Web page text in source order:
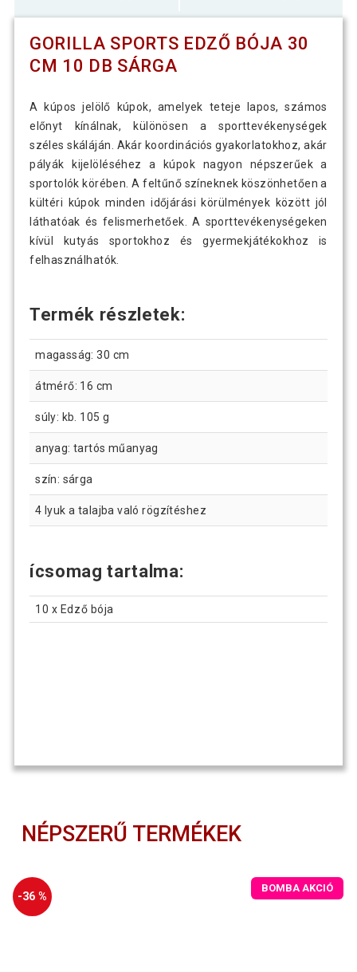
GORILLA SPORTS EDZŐ BÓJA 30
CM 10 DB SÁRGA
A kúpos jelölő kúpok, amelyek teteje lapos, számos
előnyt kínálnak, különösen a sporttevékenységek
széles skáláján. Akár koordinációs gyakorlatokhoz, akár
pályák kijelöléséhez a kúpok nagyon népszerűek a
sportolók körében. A feltűnő színeknek köszönhetően a
kültéri kúpok minden időjárási körülmények között jól
láthatóak és felismerhetőek. A sporttevékenységeken
kívül kutyás sportokhoz és gyermekjátékokhoz is
felhasználhatók.
Termék részletek:
magasság: 30 cm
átmérő: 16 cm
súly: kb. 105 g
anyag: tartós műanyag
szín: sárga
4 lyuk a talajba való rögzítéshez
ícsomag tartalma:
10 x Edző bója
NÉPSZERŰ TERMÉKEK
-36 %
BOMBA AKCIÓ